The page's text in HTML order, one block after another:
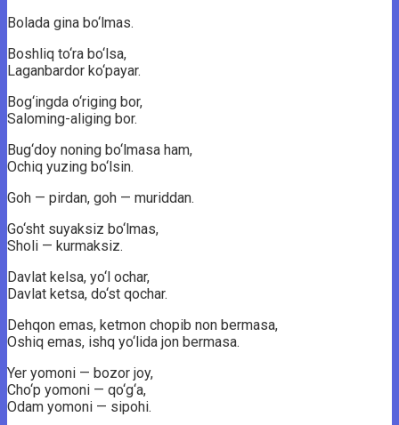
Bolada gina bo‘lmas.
Boshliq to‘ra bo‘lsa,
Laganbardor ko‘payar.
Bog‘ingda o‘riging bor,
Saloming-aliging bor.
Bug‘doy noning bo‘lmasa ham,
Ochiq yuzing bo‘lsin.
Goh — pirdan, goh — muriddan.
Go‘sht suyaksiz bo‘lmas,
Sholi — kurmaksiz.
Davlat kelsa, yo‘l ochar,
Davlat ketsa, do‘st qochar.
Dehqon emas, ketmon chopib non bermasa,
Oshiq emas, ishq yo‘lida jon bermasa.
Yer yomoni — bozor joy,
Cho‘p yomoni — qo‘g‘a,
Odam yomoni — sipohi.